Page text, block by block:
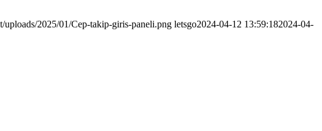
2025/01/Cep-takip-giris-paneli.png letsgo2024-04-12 13:59:182024-04-